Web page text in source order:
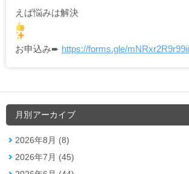
えば悩みは解決
お申込み➨ https://forms.gle/
月別アーカイブ
2026年8月 (8)
2026年7月 (45)